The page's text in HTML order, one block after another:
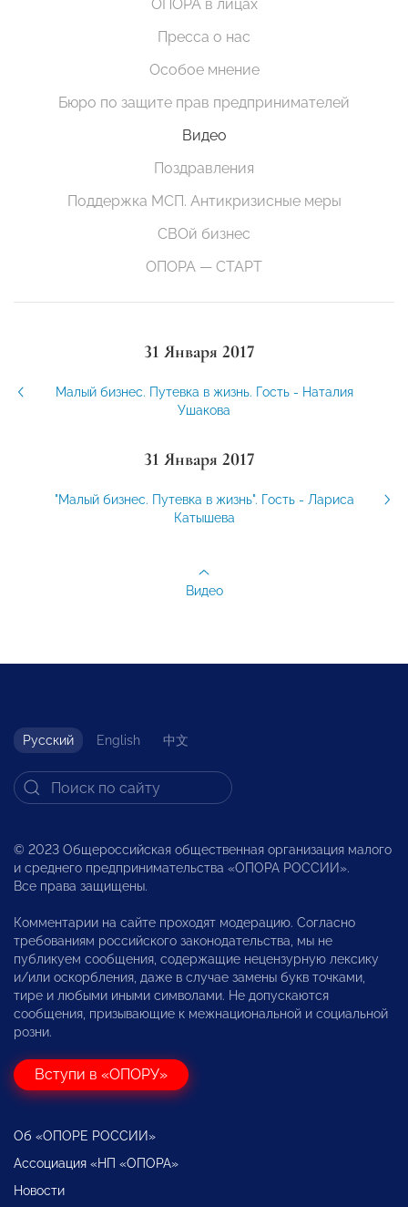
ОПОРА в лицах
Пресса о нас
Особое мнение
Бюро по защите прав предпринимателей
Видео
Поздравления
Поддержка МСП. Антикризисные меры
СВОй бизнес
ОПОРА — СТАРТ
31 Января 2017
Малый бизнес. Путевка в жизнь. Гость - Наталия
Ушакова
31 Января 2017
"Малый бизнес. Путевка в жизнь". Гость - Лариса
Катышева
Видео
Русский English 中文
© 2023 Общероссийская общественная организация малого
и среднего предпринимательства «ОПОРА РОССИИ».
Все права защищены.
Комментарии на сайте проходят модерацию. Согласно
требованиям российского законодательства, мы не
публикуем сообщения, содержащие нецензурную лексику
и/или оскорбления, даже в случае замены букв точками,
тире и любыми иными символами. Не допускаются
сообщения, призывающие к межнациональной и социальной
розни.
Вступи в «ОПОРУ»
Об «ОПОРЕ РОССИИ»
Ассоциация «НП «ОПОРА»
Новости